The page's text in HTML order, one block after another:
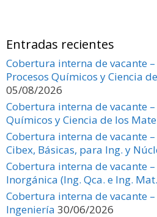
b
o
o
k
d
o
n
l p
ar
ti
r
Entradas recientes
Cobertura interna de vacante –
Procesos Químicos y Ciencia
05/08/2026
Cobertura interna de vacante –
Químicos y Ciencia de los
Cobertura interna de vacante
Cibex, Básicas, para Ing. y
Cobertura interna de vacante –
Inorgánica (Ing. Qca. e Ing.
Cobertura interna de vacante –
Ingeniería 30/06/2026